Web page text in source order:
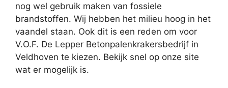
nog wel gebruik maken van fossiele
brandstoffen. Wij hebben het milieu hoog in het
vaandel staan. Ook dit is een reden om voor
V.O.F. De Lepper Betonpalenkrakersbedrijf in
Veldhoven te kiezen. Bekijk snel op onze site
wat er mogelijk is.